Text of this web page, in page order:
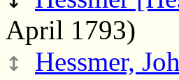
April 1793)
↕ Hessmer,